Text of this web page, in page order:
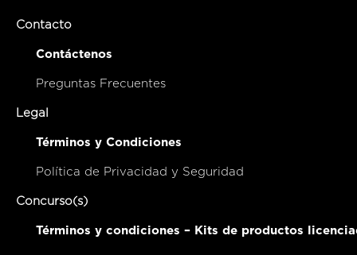
Contacto
Contáctenos
Preguntas Frecuentes
Legal
Términos y Condiciones
Política de Privacidad y Seguridad
Concurso(s)
Términos y condiciones – Kits de productos